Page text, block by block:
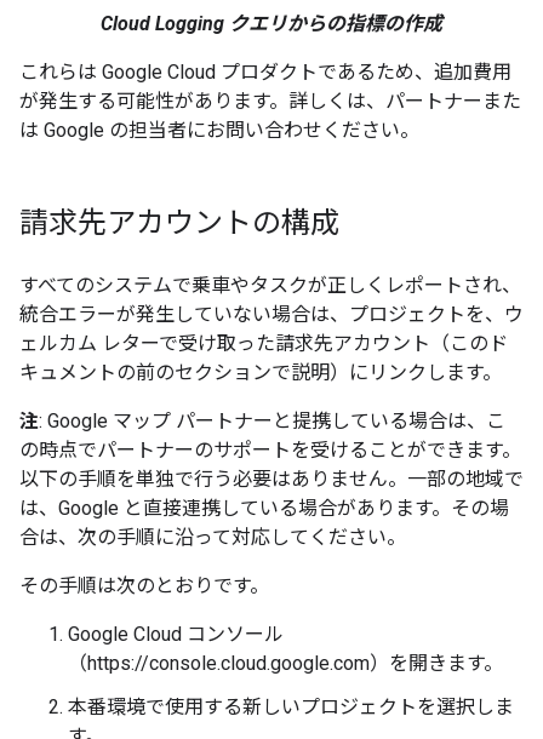
Cloud Logging クエリからの指標の作成
これらは Google Cloud プロダクトであるため、追加費用
が発生する可能性があります。詳しくは、パートナーまた
は Google の担当者にお問い合わせください。
請求先アカウントの構成
すべてのシステムで乗車やタスクが正しくレポートされ、
統合エラーが発生していない場合は、プロジェクトを、ウ
ェルカム レターで受け取った請求先アカウント（このド
キュメントの前のセクションで説明）にリンクします。
注: Google マップ パートナーと提携している場合は、こ
の時点でパートナーのサポートを受けることができます。
以下の手順を単独で行う必要はありません。一部の地域で
は、Google と直接連携している場合があります。その場
合は、次の手順に沿って対応してください。
その手順は次のとおりです。
Google Cloud コンソール
（https://console.cloud.google.com）を開きます。
本番環境で使用する新しいプロジェクトを選択しま